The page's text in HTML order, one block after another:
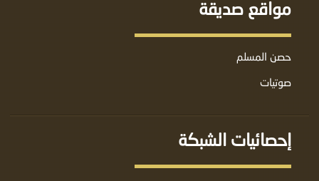
مواقع صديقة
حصن المسلم
صوتيات
إحصائيات الشبكة